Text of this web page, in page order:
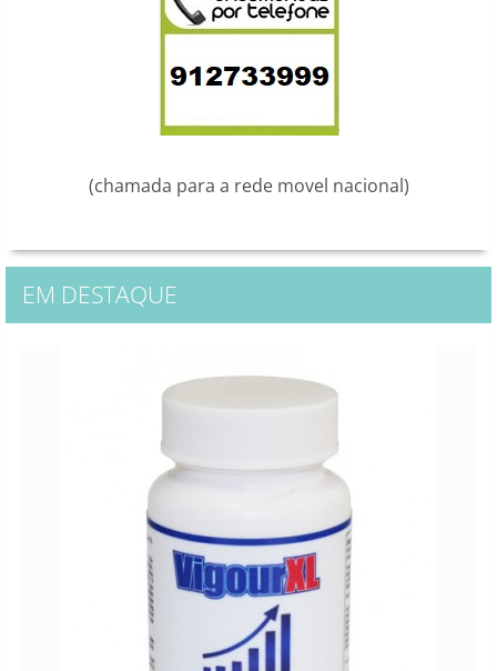
(chamada para a rede movel nacional)
EM DESTAQUE